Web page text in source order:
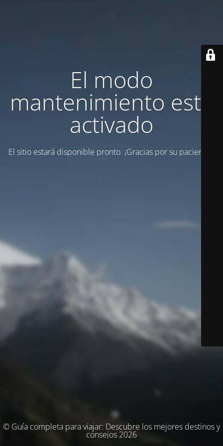
El modo
mantenimiento está
activado
El sitio estará disponible pronto. ¡Gracias por su paciencia!
© Guía completa para viajar: Descubre los mejores destinos y
consejos 2026